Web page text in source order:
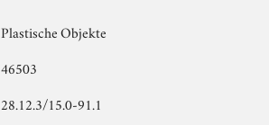
Plastische Objekte
46503
28.12.3/15.0-91.1